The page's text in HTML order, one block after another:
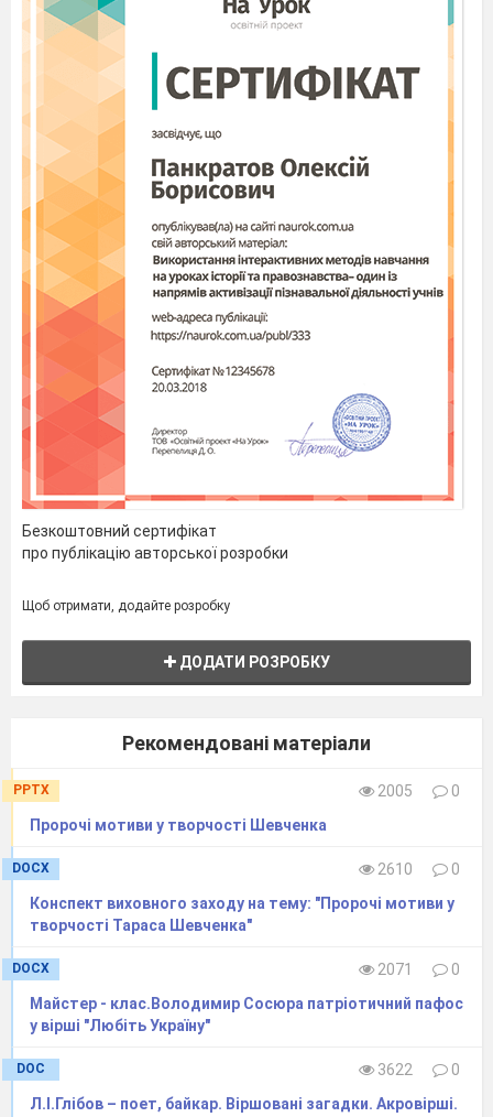
Безкоштовний сертифікат
про публікацію авторської розробки
Щоб отримати, додайте розробку
ДОДАТИ РОЗРОБКУ
Рекомендовані матеріали
PPTX 2005
0
Пророчі мотиви у творчості Шевченка
DOCX 2610
0
Конспект виховного заходу на тему: "Пророчі мотиви у
творчості Тараса Шевченка"
DOCX 2071
0
Майстер - клас.Володимир Сосюра патріотичний пафос
у вірші "Любіть Україну"
DOC 3622
0
Л.І.Глібов – поет, байкар. Віршовані загадки. Акровірші.